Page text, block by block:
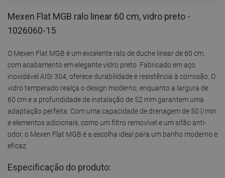
Mexen Flat MGB ralo linear 60 cm, vidro preto -
1026060-15
O Mexen Flat MGB é um excelente ralo de duche linear de 60 cm,
com acabamento em elegante vidro preto. Fabricado em aço
inoxidável AISI 304, oferece durabilidade e resistência à corrosão. O
vidro temperado realça o design moderno, enquanto a largura de
60 cm e a profundidade de instalação de 52 mm garantem uma
adaptação perfeita. Com uma capacidade de drenagem de 50 l/min
e elementos adicionais, como um filtro removível e um sifão anti-
odor, o Mexen Flat MGB é a escolha ideal para um banho moderno e
eficaz.
Especificação do produto: